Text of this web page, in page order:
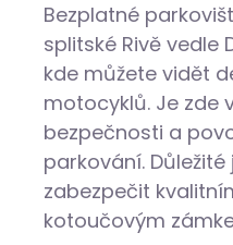
Bezplatné
splitské Rivě vedle
kde můžete vidět
motocyklů. Je zde
bezpečnosti a
parkování.
zabezpečit
kotoučovým